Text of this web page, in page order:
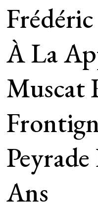
À La
Muscat
Ans